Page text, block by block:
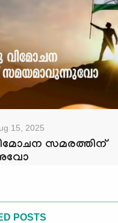
15, 2025
സമരത്തിന്
POSTS